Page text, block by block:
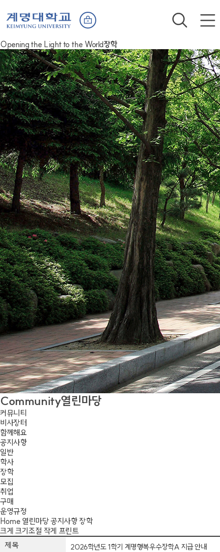
Opening the Light to the World장학
Community열린마당
커뮤니티
비사장터
함께해요
공지사항
일반
학사
장학
모집
취업
구매
운영규정
Home 열린마당공지사항 장학
크게 크기조절 작게 프린트
제목
2026학년도 1학기 계명행복우수장학A 지급 안내